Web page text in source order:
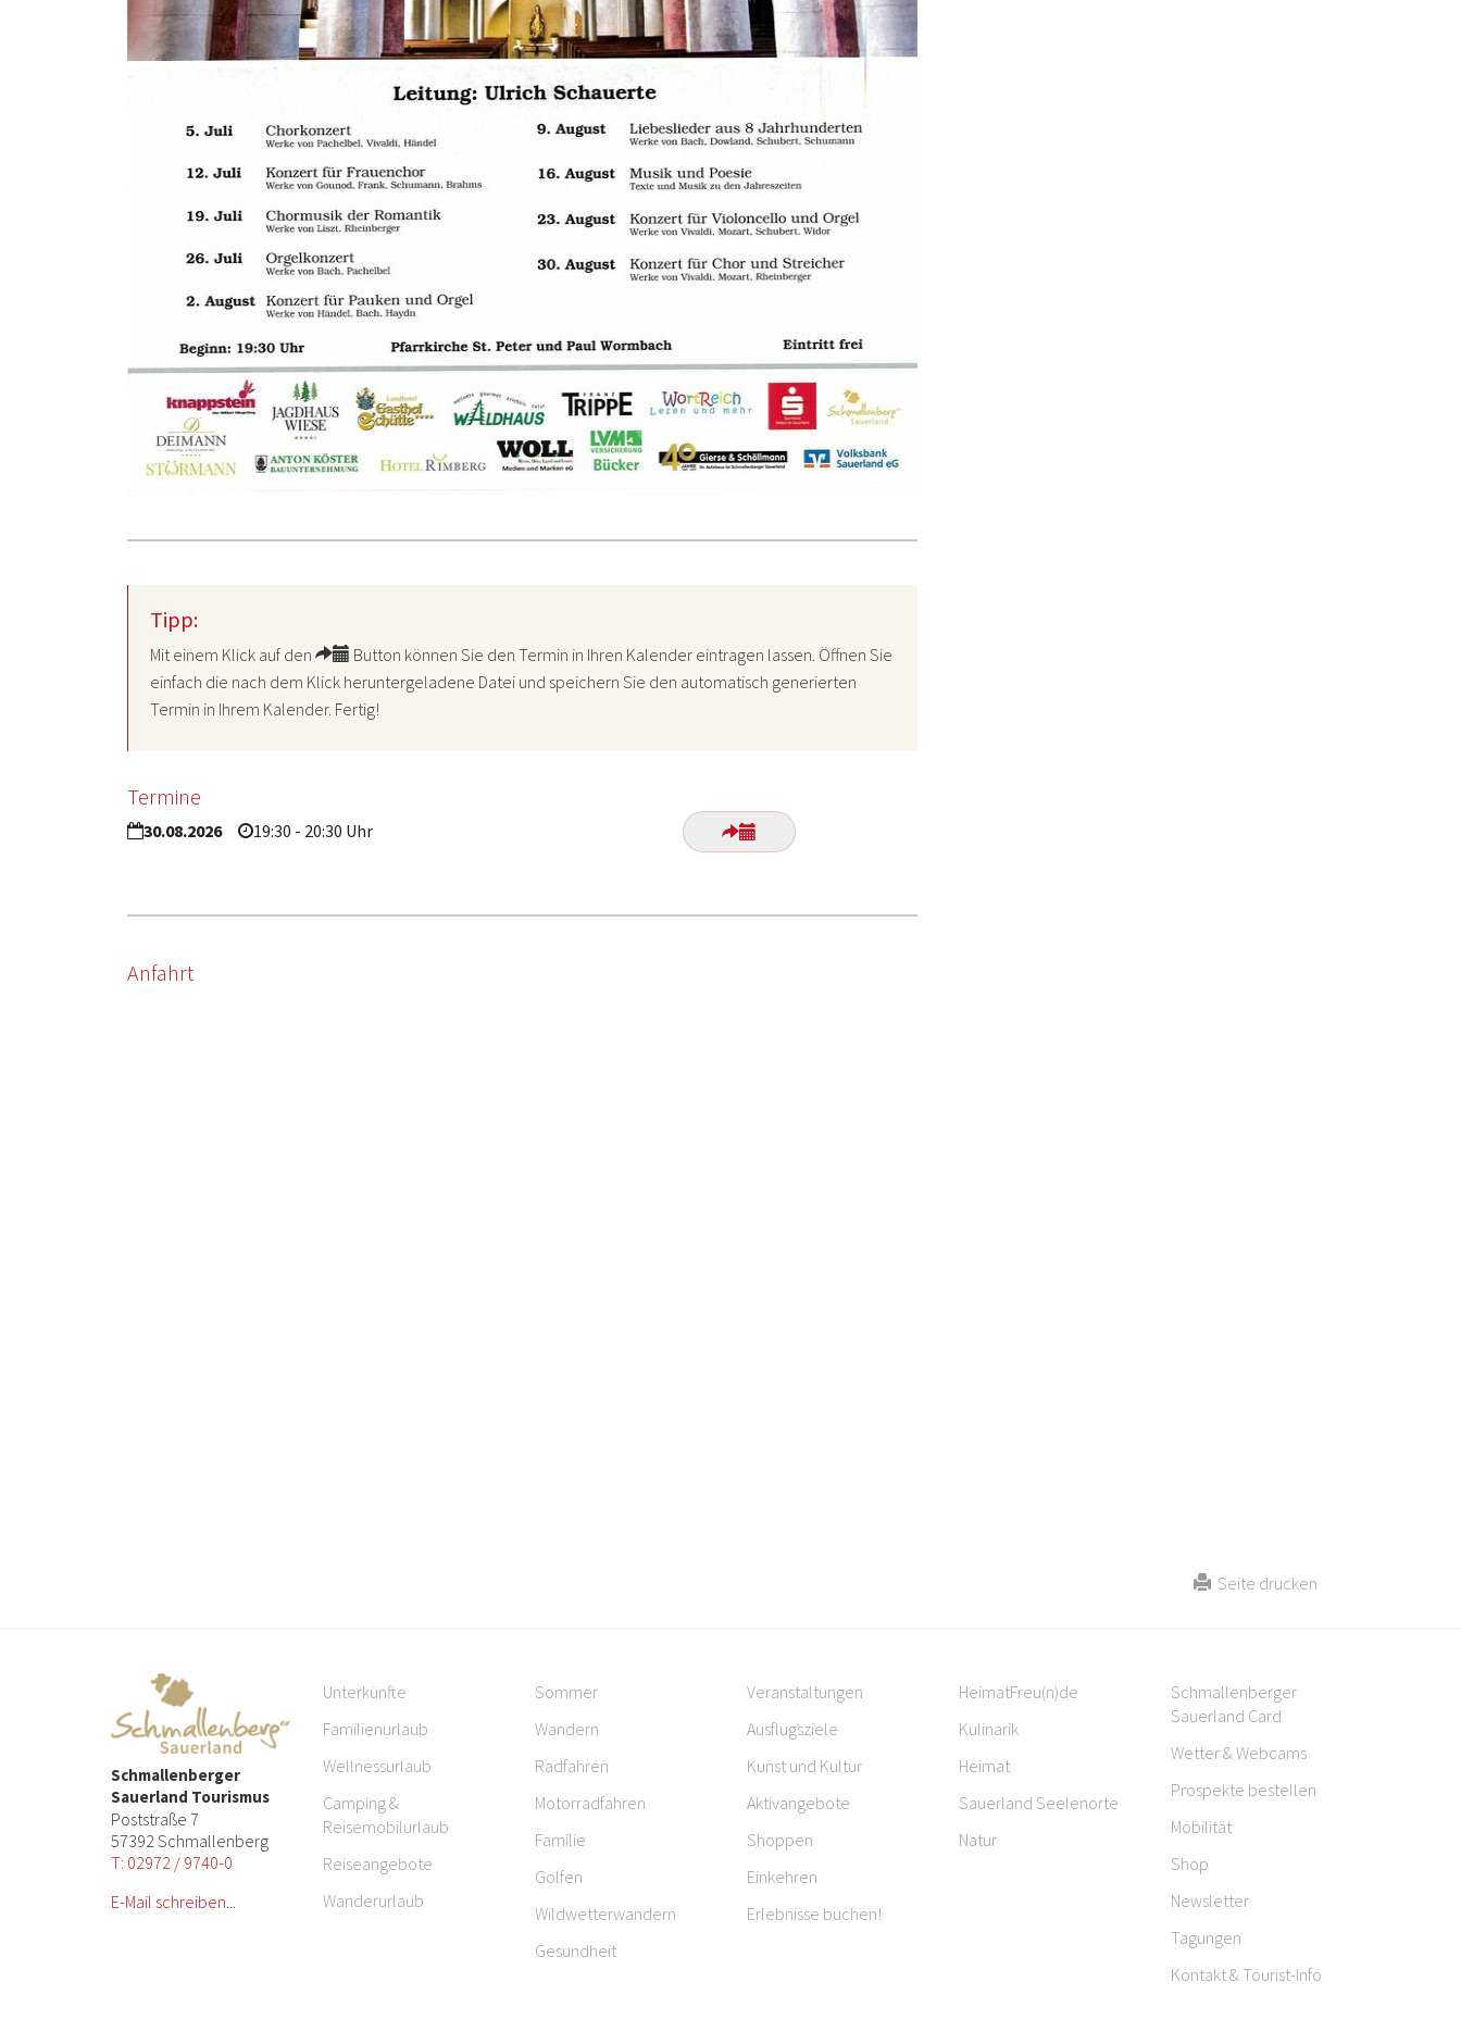
Tipp:
Mit einem Klick auf den
Button können Sie den Termin in Ihren Kalender eintragen lassen. Öffnen Sie
einfach die nach dem Klick heruntergeladene Datei und speichern Sie den automatisch generierten
Termin in Ihrem Kalender. Fertig!
Termine
30.08.2026 19:30 - 20:30 Uhr
Anfahrt
Seite drucken
Schmallenberger
Sauerland Tourismus
Poststraße 7
57392 Schmallenberg
T: 02972 / 9740-0
E-Mail schreiben...
Unterkünfte
Familienurlaub
Wellnessurlaub
Camping &
Reisemobilurlaub
Reiseangebote
Wanderurlaub
Sommer
Wandern
Radfahren
Motorradfahren
Familie
Golfen
Wildwetterwandern
Gesundheit
Veranstaltungen
Ausflugsziele
Kunst und Kultur
Aktivangebote
Shoppen
Einkehren
Erlebnisse buchen!
HeimatFreu(n)de
Kulinarik
Heimat
Sauerland Seelenorte
Natur
Schmallenberger
Sauerland Card
Wetter & Webcams
Prospekte bestellen
Mobilität
Shop
Newsletter
Tagungen
Kontakt & Tourist-Info